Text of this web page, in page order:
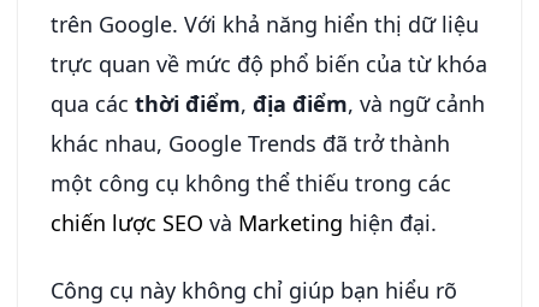
trên Google. Với khả năng hiển thị dữ liệu
trực quan về mức độ phổ biến của từ khóa
qua các thời điểm, địa điểm, và ngữ cảnh
khác nhau, Google Trends đã trở thành
một công cụ không thể thiếu trong các
chiến lược SEO và Marketing hiện đại.
Công cụ này không chỉ giúp bạn hiểu rõ